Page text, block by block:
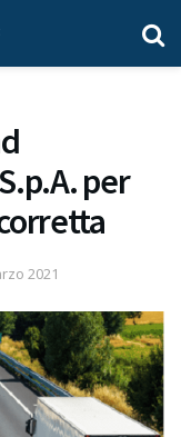
per
2021